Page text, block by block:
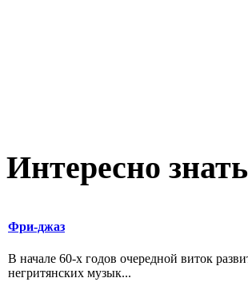
Интересно
Фри-джаз
В начале 60-х годов очередной виток
негритянских музык...